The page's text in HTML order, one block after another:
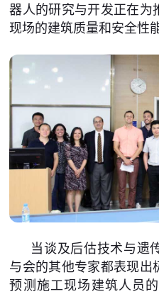
器人的研究与开发正在为
现场的建筑质量和安全性
当谈及后估技术与遗
与会的其他专家都表现出
预测施工现场建筑人员